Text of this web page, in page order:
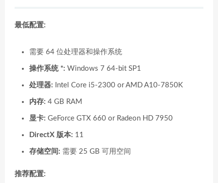
最低配置:
需要 64 位处理器和操作系统
操作系统 *: Windows 7 64-bit SP1
处理器: Intel Core i5-2300 or AMD A10-7850K
内存: 4 GB RAM
显卡: GeForce GTX 660 or Radeon HD 7950
DirectX 版本: 11
存储空间: 需要 25 GB 可用空间
推荐配置: